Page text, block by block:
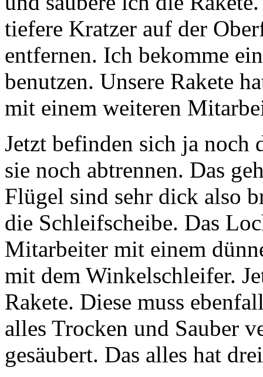
tiefere Kratzer auf der
entfernen. Ich bekomme
benutzen. Unsere Rakete
mit einem weiteren
Jetzt befinden sich ja noch
sie noch abtrennen. Das
Flügel sind sehr dick also
die Schleifscheibe. Das
Mitarbeiter mit einem
mit dem Winkelschleifer.
Rakete. Diese muss
alles Trocken und Sauber
gesäubert. Das alles hat